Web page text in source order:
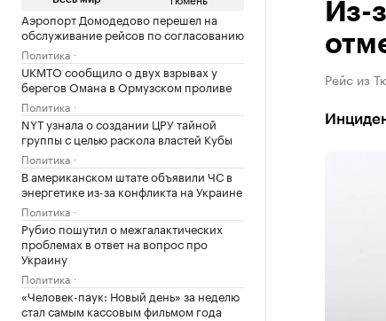
Аэропорт Домодедово перешел на
обслуживание рейсов по согласованию
Политика
UKMTO сообщило о двух взрывах у
берегов Омана в Ормузском проливе
Политика
NYT узнала о создании ЦРУ тайной
группы с целью раскола властей Кубы
Политика
В американском штате объявили ЧС в
энергетике из-за конфликта на Украине
Политика
Рубио пошутил о межгалактических
проблемах в ответ на вопрос про
Украину
Политика
«Человек-паук: Новый день» за неделю
стал самым кассовым фильмом года
Из-
Рейс из